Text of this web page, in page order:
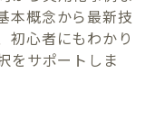
本概念から最新技
初心者にもわかり
をサポートしま